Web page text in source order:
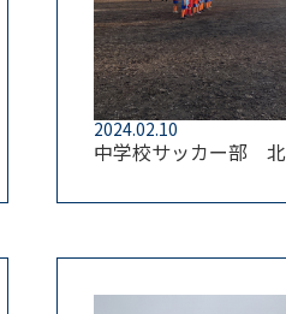
2024.02.10
中学校サッカー部